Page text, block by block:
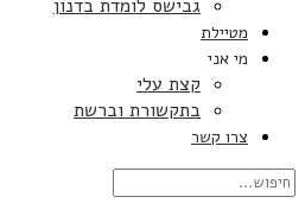
גבישס לומדת בדנון
מטיילת
מי אני
קצת עלי
בתקשורת וברשת
צרו קשר